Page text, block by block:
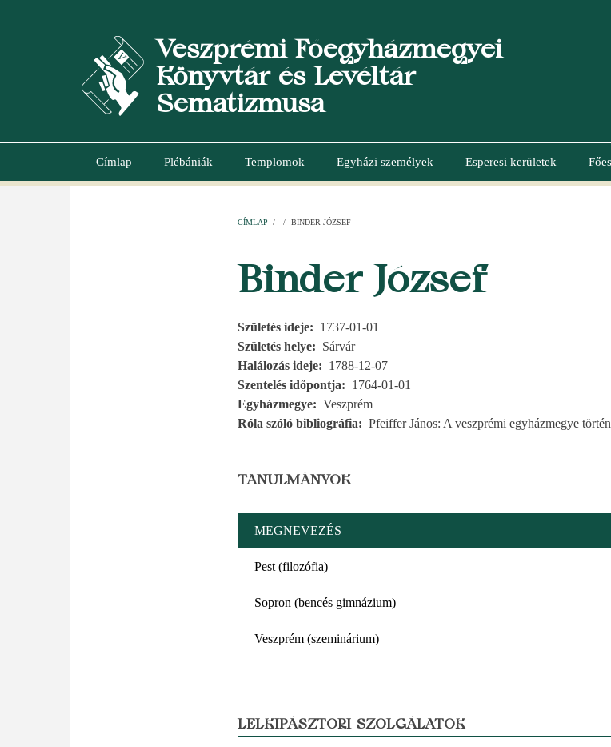
Veszprémi Főegyházmegyei
Könyvtár és Levéltár
Sematizmusa
Main
Címlap Plébániák Templomok Egyházi személyek Esperesi kerületek
CÍMLAP / / BINDER JÓZSEF
Binder József
Születés ideje
1737-01-01
Születés helye
Sárvár
Halálozás ideje
1788-12-07
Szentelés időpontja
1764-01-01
Egyházmegye
Veszprém
Róla szóló bibliográfia
Pfeiffer János: A veszprémi egyházmegye
TANULMÁNYOK
MEGNEVEZÉS
Pest (filozófia)
Sopron (bencés gimnázium)
Veszprém (szeminárium)
LELKIPÁSZTORI SZOLGÁLATOK